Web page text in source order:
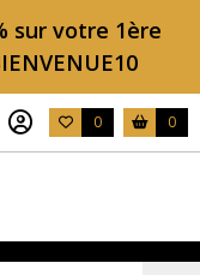
sur votre 1ère
0 0